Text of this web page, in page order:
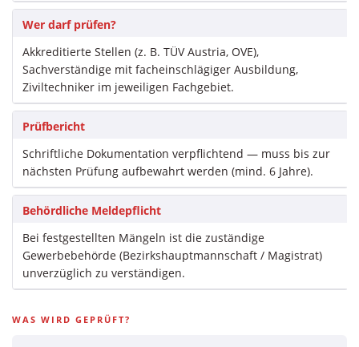
Wer darf prüfen?
Akkreditierte Stellen (z. B. TÜV Austria, OVE),
Sachverständige mit facheinschlägiger Ausbildung,
Ziviltechniker im jeweiligen Fachgebiet.
Prüfbericht
Schriftliche Dokumentation verpflichtend — muss bis zur
nächsten Prüfung aufbewahrt werden (mind. 6 Jahre).
Behördliche Meldepflicht
Bei festgestellten Mängeln ist die zuständige
Gewerbebehörde (Bezirkshauptmannschaft / Magistrat)
unverzüglich zu verständigen.
WAS WIRD GEPRÜFT?